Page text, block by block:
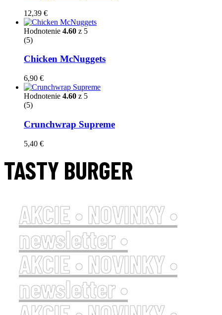
12,39 €
Hodnotenie 4.60 z 5
(5)
Chicken McNuggets
6,90 €
Hodnotenie 4.60 z 5
(5)
Crunchwrap Supreme
5,40 €
TASTY BURGER
AKCIE • NOVINKY •
newsletter •
AKCIE • NOVINKY •
newsletter •